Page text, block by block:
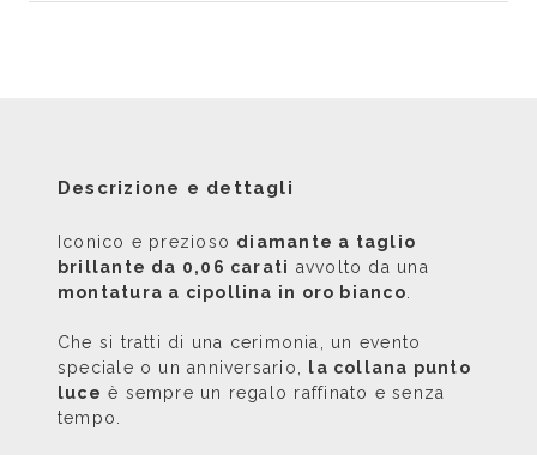
Descrizione e dettagli
Iconico e prezioso diamante a taglio
brillante da 0,06 carati avvolto da una
montatura a cipollina in oro bianco
Che si tratti di una cerimonia, un evento
speciale o un anniversario,
la collana punto
luce è sempre un regalo raffinato e senza
tempo.